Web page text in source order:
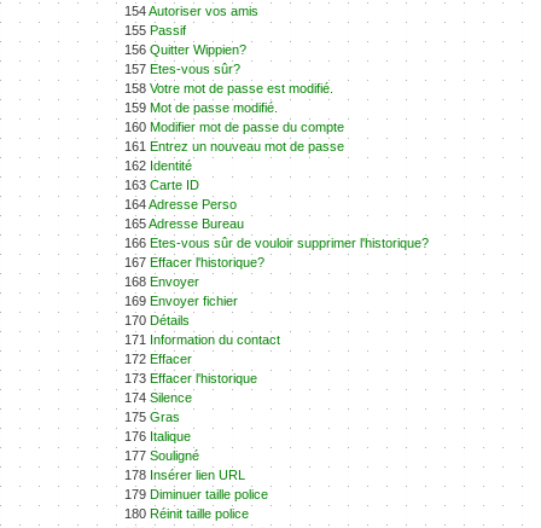
154Autoriser vos amis
155 Passif
156 Quitter Wippien?
157 Etes-vous sûr?
158 Votre mot de passe est modifié.
159 Mot de passe modifié.
160 Modifier mot de passe du compte
161 Entrez un nouveau mot de passe
162 Identité
163 Carte ID
164Adresse Perso
165Adresse Bureau
166 Etes-vous sûr de vouloir supprimer l'historique?
167 Effacer l'historique?
168 Envoyer
169 Envoyer fichier
170 Détails
171 Information du contact
172 Effacer
173 Effacer l'historique
174 Silence
175 Gras
176 Italique
177 Souligné
178 Insérer lien URL
179 Diminuer taille police
180 Réinit taille police